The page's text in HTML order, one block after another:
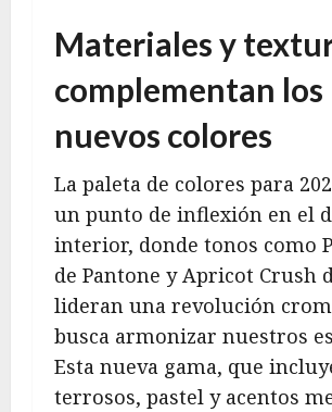
Materiales y
complementan los
nuevos colores
La paleta de colores para
un punto de inflexión en el
interior, donde tonos como
de Pantone y Apricot Crush
lideran una revolución
busca armonizar nuestros
Esta nueva gama, que
terrosos, pastel y acentos